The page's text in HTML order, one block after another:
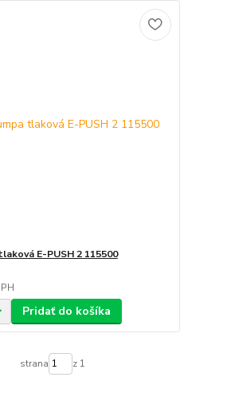
E-PUSH 2 115500
Pridať do košíka
strana z 1